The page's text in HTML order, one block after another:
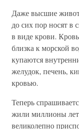
Даже высшие
до сих пор носят в
в виде крови.
близка к морской
купаются
желудок, печень,
кровью.
Теперь
жили миллионы лет
великолепно